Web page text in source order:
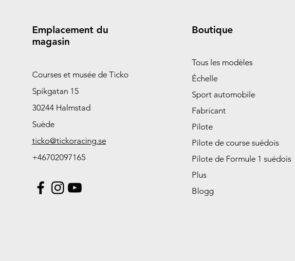
Emplacement du
magasin
Courses et musée de Ticko
Spikgatan 15
30244 Halmstad
Suède
ticko@tickoracing.se
+46702097165
Boutique
Tous les modèles
Échelle
Sport automobile
Fabricant
Pilote
Pilote de course suédois
Pilote de Formule 1 suédois
Plus
Blogg